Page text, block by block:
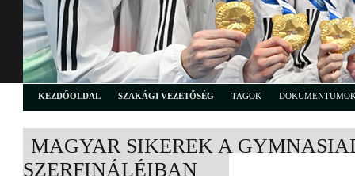
KEZDŐOLDAL SZAKÁGI VEZETŐSÉG TAGOK
MAGYAR SIKEREK A
SZERFINÁLÉIBAN